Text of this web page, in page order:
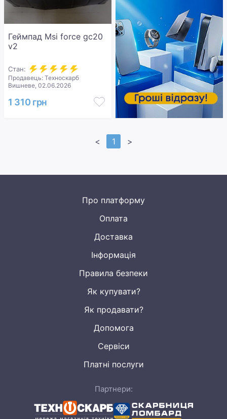
Геймпад Msi force gc20
v2
Стан:
Продавець: Техноскарб
Вишневе, 02.06.2026
1 310 грн
< 1 >
Про платформу
Оплата
Доставка
Інформація
Правила безпеки
Як купувати?
Як продавати?
Допомога
Сервіси
Платні послуги
Партнери: